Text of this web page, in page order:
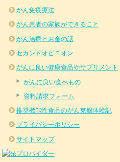
がん免疫療法
がん患者の家族ができること
がん治療とお金の話
セカンドオピニオン
がんに良い健康食品やサプリメント
がんに良い食べもの
資料請求フォーム
推奨機能性食品のがん克服体験記
プライバシーポリシー
サイトマップ